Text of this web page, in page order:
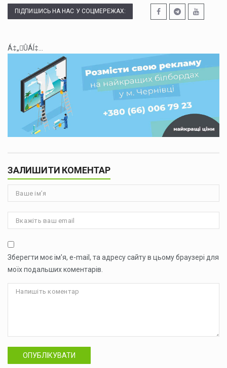
ПІДПИШИСЬ НА НАС У СОЦМЕРЕЖАХ:
Á‡„ÛÁÍ‡...
ЗАЛИШИТИ КОМЕНТАР
Зберегти моє ім'я, e-mail, та адресу сайту в цьому браузері для
моїх подальших коментарів.
ОПУБЛІКУВАТИ